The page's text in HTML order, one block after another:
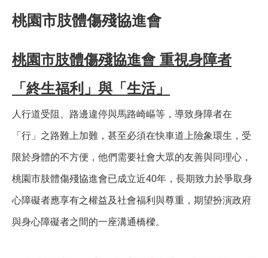
桃園市肢體傷殘協進會
桃園市肢體傷殘協進會 重視身障者
「終生福利」與「生活」
人行道受阻、路邊違停與馬路崎嶇等，導致身障者在
「行」之路難上加難，甚至必須在快車道上險象環生，受
限於身體的不方便，他們需要社會大眾的友善與同理心，
桃園市肢體傷殘協進會已成立近40年，長期致力於爭取身
心障礙者應享有之權益及社會福利與尊重，期望扮演政府
與身心障礙者之間的一座溝通橋樑。